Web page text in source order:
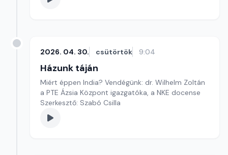
2026. 04. 30. csütörtök 9:04
Házunk táján
Miért éppen India? Vendégünk: dr. Wilhelm Zoltán
a PTE Ázsia Központ igazgatóka, a NKE docense
Szerkesztő: Szabó Csilla